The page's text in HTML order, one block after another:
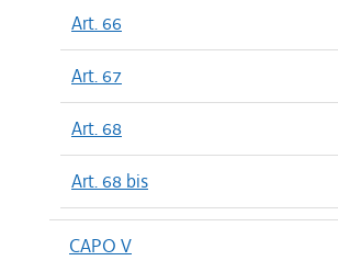
Art. 66
Art. 67
Art. 68
Art. 68 bis
CAPO V